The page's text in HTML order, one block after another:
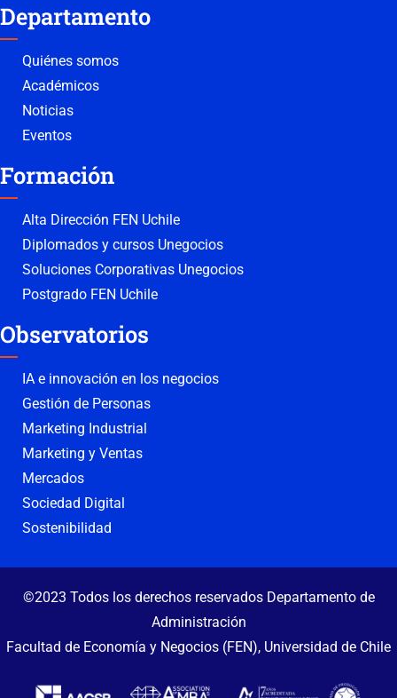
Departamento
Quiénes somos
Académicos
Noticias
Eventos
Formación
Alta Dirección FEN Uchile
Diplomados y cursos Unegocios
Soluciones Corporativas Unegocios
Postgrado FEN Uchile
Observatorios
IA e innovación en los negocios
Gestión de Personas
Marketing Industrial
Marketing y Ventas
Mercados
Sociedad Digital
Sostenibilidad
©2023 Todos los derechos reservados Departamento de
Administración
Facultad de Economía y Negocios (FEN), Universidad de Chile